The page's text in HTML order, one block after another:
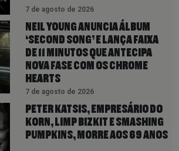
7 de agosto de 2026
NEIL YOUNG ANUNCIA ÁLBUM
‘SECOND SONG’ E LANÇA FAIXA
DE 11 MINUTOS QUE ANTECIPA
NOVA FASE COM OS CHROME
HEARTS
7 de agosto de 2026
PETER KATSIS, EMPRESÁRIO DO
KORN, LIMP BIZKIT E SMASHING
PUMPKINS, MORRE AOS 69 ANOS